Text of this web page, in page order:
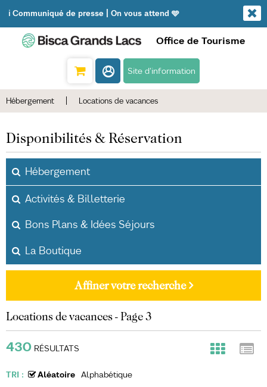
ℹ️ Communiqué de presse | On vous attend 🩵
Office de Tourisme
Site d'information
Hébergement Locations de vacances
Disponibilités & Réservation
Hébergement
Activités & Billetterie
Bons Plans & Idées Séjours
La Boutique
Affiner votre recherche
Locations de vacances - Page 3
430 RÉSULTATS
TRI : Aléatoire Alphabétique